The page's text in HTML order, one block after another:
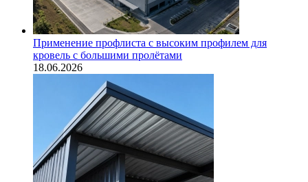
Применение профлиста с высоким профилем для
кровель с большими пролётами
18.06.2026